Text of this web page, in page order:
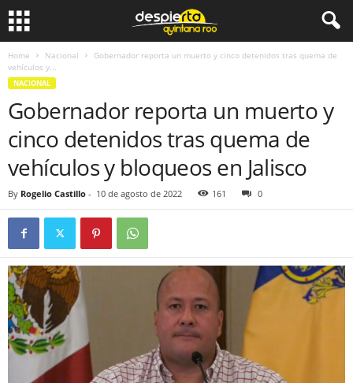
Home Nacional
Gobernador reporta un muerto y cinco detenidos tras quema de
vehículos y...
NACIONAL
Gobernador reporta un muerto y
cinco detenidos tras quema de
vehículos y bloqueos en Jalisco
By Rogelio Castillo - 10 de agosto de 2022 161 0